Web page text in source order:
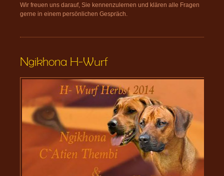
Wir freuen uns darauf, Sie kennenzulernen und klären alle Fragen
gerne in einem persönlichen Gespräch.
Ngikhona H-Wurf